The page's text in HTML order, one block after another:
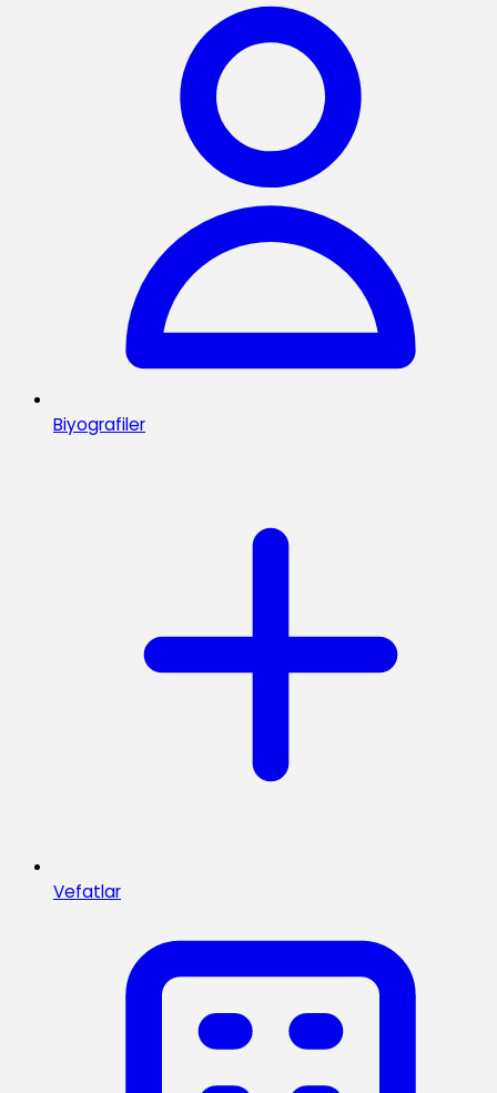
Biyografiler
Vefatlar